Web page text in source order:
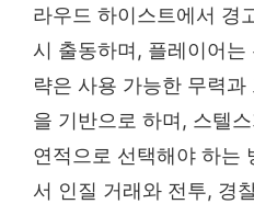
라우드 하이스트에서 경
시 출동하며, 플레이어는
략은 사용 가능한 무력
을 기반으로 하며, 스텔
연적으로 선택해야 하는
서 인질 거래와 전투, 경